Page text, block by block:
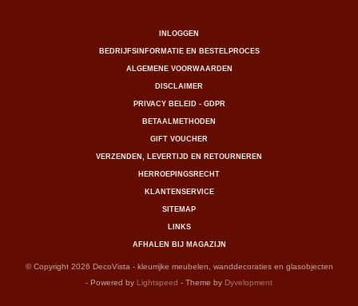
INLOGGEN
BEDRIJFSINFORMATIE EN BESTELPROCES
ALGEMENE VOORWAARDEN
DISCLAIMER
PRIVACY BELEID - GDPR
BETAALMETHODEN
GIFT VOUCHER
VERZENDEN, LEVERTIJD EN RETOURNEREN
HERROEPINGSRECHT
KLANTENSERVICE
SITEMAP
LINKS
AFHALEN BIJ MAGAZIJN
© Copyright 2026 DecoVista - kleurrijke meubelen, wanddecoraties en glasobjecten
- Powered by Lightspeed - Theme by Dyvelopment